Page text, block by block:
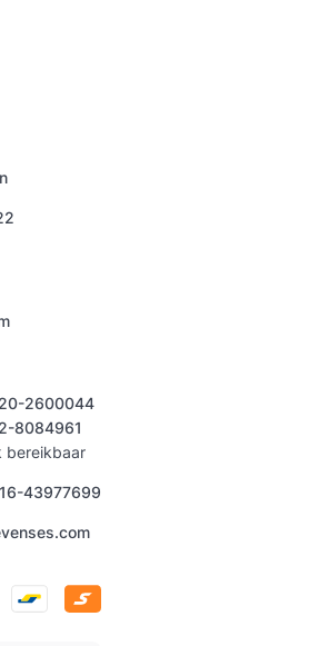
2600044
8084961
bereikbaar
43977699